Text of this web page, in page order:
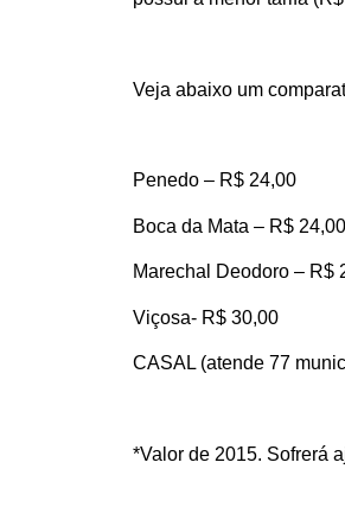
Veja abaixo um
Penedo – R$ 24,00
Boca da Mata – R$ 24,00
Marechal Deodoro – R$
Viçosa- R$ 30,00
CASAL (atende 77
*Valor de 2015. Sofrerá